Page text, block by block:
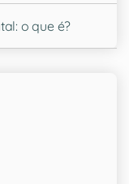
o que é?